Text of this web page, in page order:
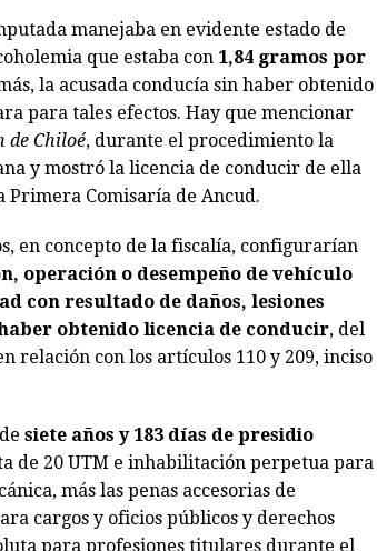
manejaba en evidente estado de
que estaba con 1,84 gramos por
la acusada conducía sin haber obtenido
para tales efectos. Hay que mencionar
de Chiloé, durante el procedimiento la
y mostró la licencia de conducir de ella
Primera Comisaría de Ancud.
en concepto de la fiscalía, configurarían
operación o desempeño de vehículo
con resultado de daños, lesiones
obtenido licencia de conducir, del
relación con los artículos 110 y 209, inciso
siete años y 183 días de presidio
de 20 UTM e inhabilitación perpetua para
más las penas accesorias de
cargos y oficios públicos y derechos
para profesiones titulares durante el